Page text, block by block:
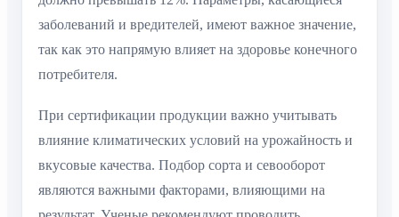
заболеваний и вредителей, имеют важное значение,
так как это напрямую влияет на здоровье конечного
потребителя.
При сертификации продукции важно учитывать
влияние климатических условий на урожайность и
вкусовые качества. Подбор сорта и севооборот
являются важными факторами, влияющими на